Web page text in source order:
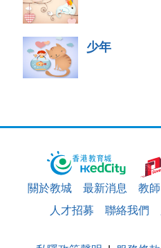
少年
關於教城 最新消息 教師
人才招募
聯絡我們